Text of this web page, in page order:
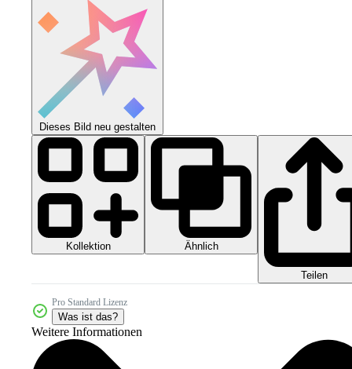
Dieses Bild neu gestalten
Kollektion Ähnlich
Teilen
Pro Standard Lizenz
Was ist das?
Weitere Informationen